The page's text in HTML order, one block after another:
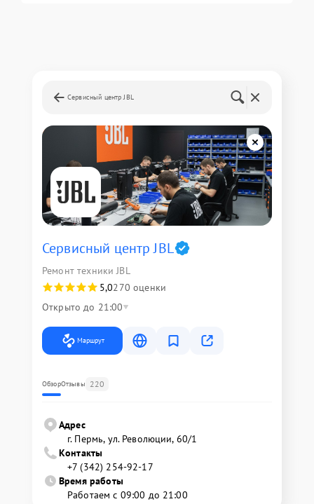
Сервисный центр JBL
Сервисный центр JBL
Ремонт техники JBL
5,0270 оценки
Открыто до 21:00
Маршрут
ОбзорОтзывы 220
Адрес
г. Пермь, ул. ​Революции, 60/1
Контакты
+7 (342) 254-92-17
Время работы
Работаем с 09:00 до 21:00